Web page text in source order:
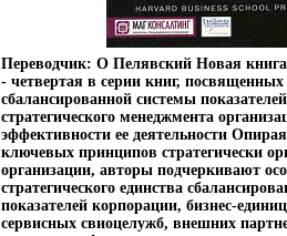
Переводчик: О Пелявский Новая книга
- четвертая в серии книг,
сбалансированной системы
стратегического менеджмента
эффективности ее деятельности
ключевых принципов стратегически
организации, авторы подчеркивают
стратегического единства
показателей корпорации, бизнес-
сервисных свиоцелужб, внешних